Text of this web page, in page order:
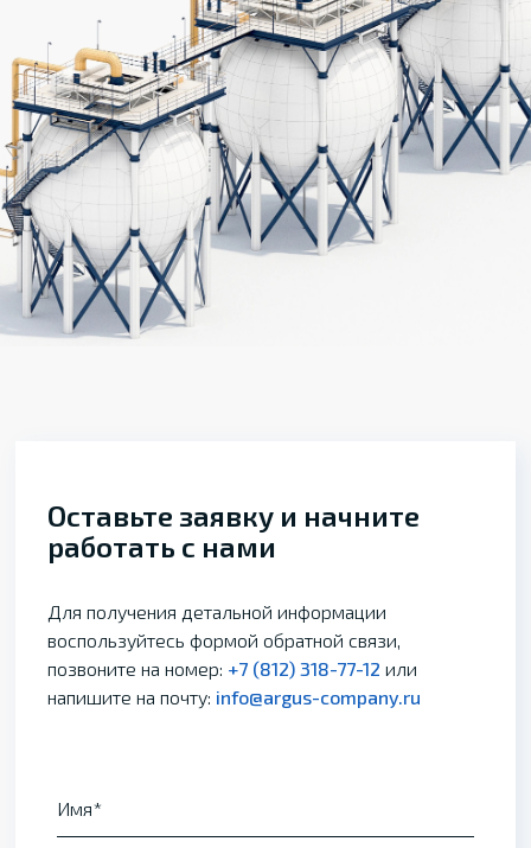
Оставьте заявку и начните
работать с нами
Для получения детальной информации
воспользуйтесь формой обратной связи,
позвоните на номер: +7 (812) 318-77-12 или
напишите на почту: info@argus-company.ru
Имя